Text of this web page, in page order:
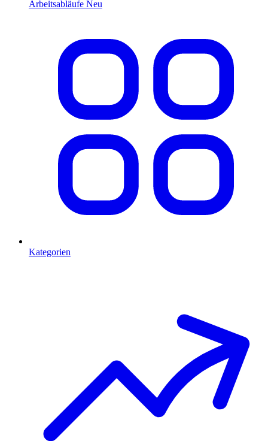
Arbeitsabläufe Neu
Kategorien